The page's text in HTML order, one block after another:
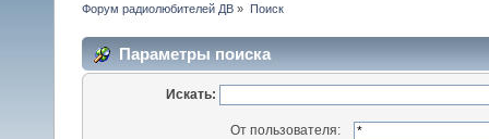
Форум радиолюбителей ДВ » Поиск
Параметры поиска
Искать:
От пользователя: